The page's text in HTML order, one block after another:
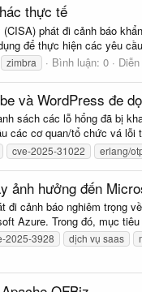
thực tế
phát đi cảnh báo
để thực hiện các yêu
zimbra Bình luận: 0
và WordPress đe
sách các lỗ hổng đã bị
các cơ quan/tổ chức vá lỗi
cve-2025-31022 erlang/
ảnh hưởng đến
cảnh báo nghiêm
Azure. Trong đó, mục
2025-3928 dịch vụ saas